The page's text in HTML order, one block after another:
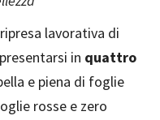
lavorativa di
in quattro
e piena di foglie
rosse e zero